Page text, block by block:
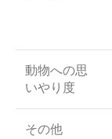
動物への思
いやり度
その他